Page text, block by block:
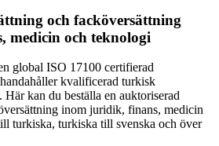
och facköversättning
medicin och teknologi
global ISO 17100 certifierad
kvalificerad turkisk
kan du beställa en auktoriserad
inom juridik, finans, medicin
turkiska, turkiska till svenska och över